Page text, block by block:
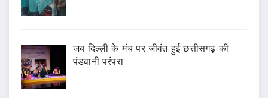
जब दिल्ली के मंच पर जीवंत हुई छत्तीसगढ़ की
पंडवानी परंपरा